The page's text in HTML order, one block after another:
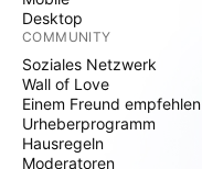
Desktop
COMMUNITY
Soziales Netzwerk
Wall of Love
Einem Freund empfehlen
Urheberprogramm
Hausregeln
Moderatoren